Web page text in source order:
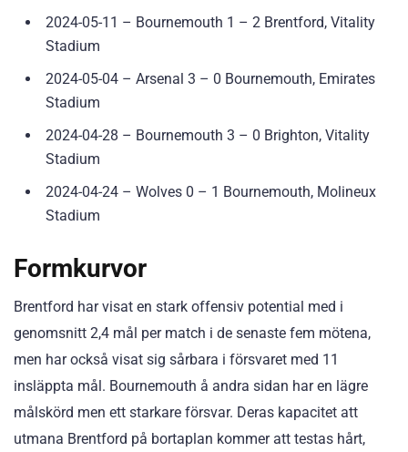
2024-05-11 – Bournemouth 1 – 2 Brentford, Vitality
Stadium
2024-05-04 – Arsenal 3 – 0 Bournemouth, Emirates
Stadium
2024-04-28 – Bournemouth 3 – 0 Brighton, Vitality
Stadium
2024-04-24 – Wolves 0 – 1 Bournemouth, Molineux
Stadium
Formkurvor
Brentford har visat en stark offensiv potential med i
genomsnitt 2,4 mål per match i de senaste fem mötena,
men har också visat sig sårbara i försvaret med 11
insläppta mål. Bournemouth å andra sidan har en lägre
målskörd men ett starkare försvar. Deras kapacitet att
utmana Brentford på bortaplan kommer att testas hårt,